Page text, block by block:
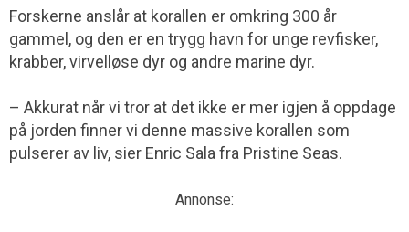
Forskerne anslår at korallen er omkring 300 år
gammel, og den er en trygg havn for unge revfisker,
krabber, virvelløse dyr og andre marine dyr.
– Akkurat når vi tror at det ikke er mer igjen å oppdage
på jorden finner vi denne massive korallen som
pulserer av liv, sier Enric Sala fra Pristine Seas.
Annonse: